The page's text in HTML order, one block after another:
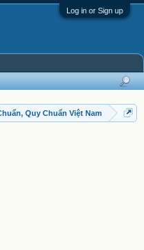
Log in or Sign up
Quy Chuẩn Việt Nam